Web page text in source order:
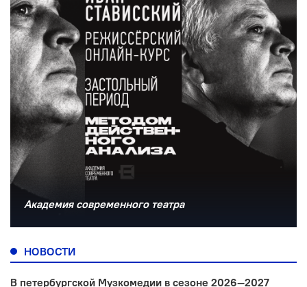
Академия современного театра
НОВОСТИ
В петербургской Музкомедии в сезоне 2026—2027